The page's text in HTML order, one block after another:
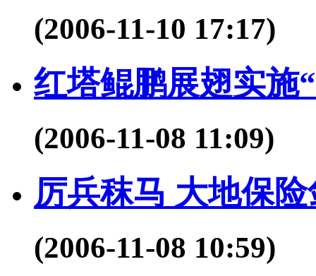
(2006-11-10 17:17)
红塔鲲鹏展翅实施
(2006-11-08 11:09)
厉兵秣马 大地保
(2006-11-08 10:59)